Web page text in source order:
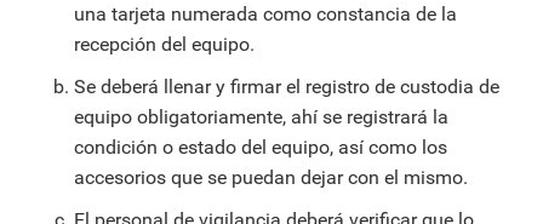
una tarjeta numerada como constancia de la
recepción del equipo.
Se deberá llenar y firmar el registro de custodia de
equipo obligatoriamente, ahí se registrará la
condición o estado del equipo, así como los
accesorios que se puedan dejar con el mismo.